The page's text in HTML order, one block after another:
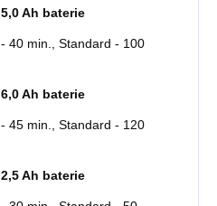
Ah baterie
40 min., Standard - 100
Ah baterie
45 min., Standard - 120
Ah baterie